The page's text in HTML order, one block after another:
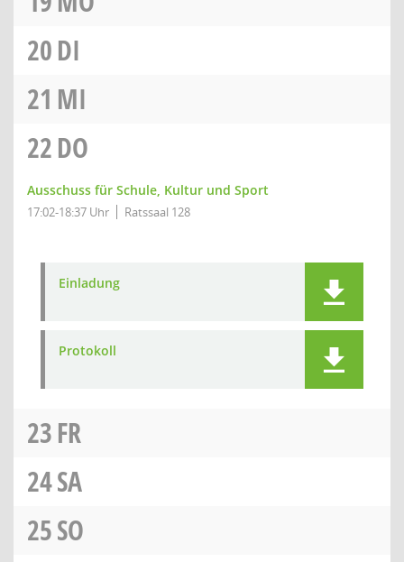
20DI
21 MI
22DO
Ausschuss für Schule, Kultur und Sport
17:02-18:37 Uhr Ratssaal 128
Einladung
Protokoll
23FR
24SA
25SO